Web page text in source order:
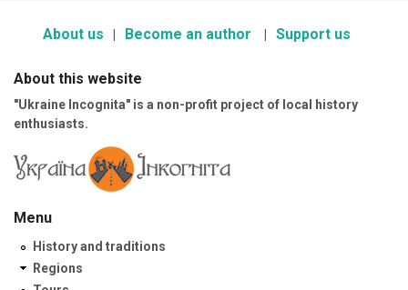
About us Become an author Support us
About this website
"Ukraine Incognita" is a non-profit project of local history
enthusiasts.
Menu
History and traditions
Regions